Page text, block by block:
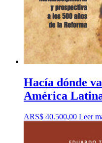
Hacía dónde
América
ARS$ 40.500,00 Leer